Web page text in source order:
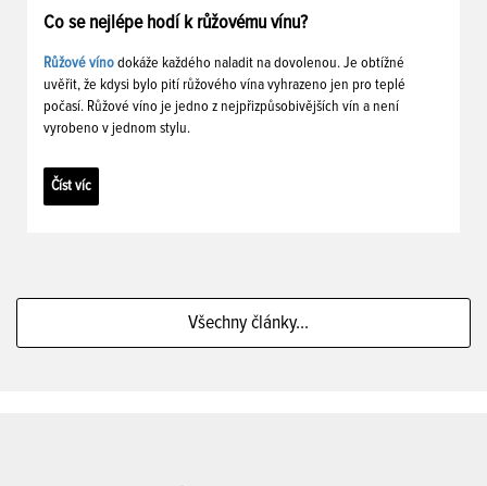
Co se nejlépe hodí k růžovému vínu?
Růžové víno dokáže každého naladit na dovolenou. Je obtížné
uvěřit, že kdysi bylo pití růžového vína vyhrazeno jen pro teplé
počasí. Růžové víno je jedno z nejpřizpůsobivějších vín a není
vyrobeno v jednom stylu.
Číst víc
Všechny články...